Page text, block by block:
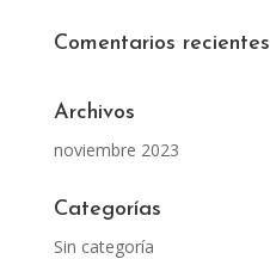
Comentarios recientes
Archivos
noviembre 2023
Categorías
Sin categoría